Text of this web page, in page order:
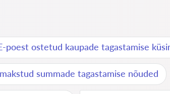
poest ostetud kaupade tagastamise
summade tagastamise nõuded